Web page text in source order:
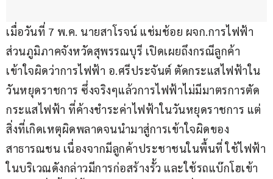
เมื่อวันที่ 7 พ.ค. นายสาโรจน์ แช่มช้อย ผจก.การไฟฟ้า
ส่วนภูมิภาคจังหวัดสุพรรณบุรี เปิดเผยถึงกรณีลูกค้า
เข้าใจผิดว่าการไฟฟ้า อ.ศรีประจันต์ ตัดกระแสไฟฟ้าใน
วันหยุดราชการ ซึ่งจริงๆแล้วการไฟฟ้าไม่มีมาตรการตัด
กระแสไฟฟ้า ที่ค้างชำระค่าไฟฟ้าในวันหยุดราชการ แต่
สิ่งที่เกิดเหตุผิดพลาดจนนำมาสู่การเข้าใจผิดของ
สาธารณชน เนื่องจากมีลูกค้าประชาชนในพื้นที่ ใช้ไฟฟ้า
ในบริเวณดังกล่าวมีการก่อสร้างรั้ว และใช้รถแบ๊กโฮเข้า